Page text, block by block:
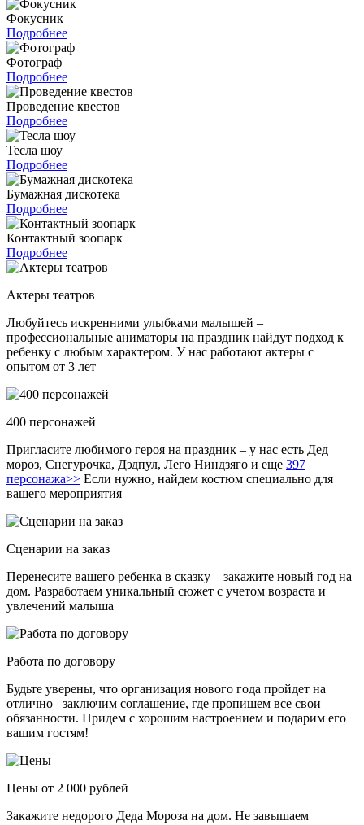
Фокусник
Подробнее
Фотограф
Подробнее
Проведение квестов
Подробнее
Тесла шоу
Подробнее
Бумажная дискотека
Подробнее
Контактный зоопарк
Подробнее
Актеры театров
Любуйтесь искренними улыбками малышей –
профессиональные аниматоры на праздник найдут подход к
ребенку с любым характером. У нас работают актеры с
опытом от 3 лет
400 персонажей
Пригласите любимого героя на праздник – у нас есть Дед
мороз, Снегурочка, Дэдпул, Лего Ниндзяго и еще 397
персонажа>> Если нужно, найдем костюм специально для
вашего мероприятия
Сценарии на заказ
Перенесите вашего ребенка в сказку – закажите новый год на
дом. Разработаем уникальный сюжет с учетом возраста и
увлечений малыша
Работа по договору
Будьте уверены, что организация нового года пройдет на
отлично– заключим соглашение, где пропишем все свои
обязанности. Придем с хорошим настроением и подарим его
вашим гостям!
Цены от 2 000 рублей
Закажите недорого Деда Мороза на дом. Не завышаем